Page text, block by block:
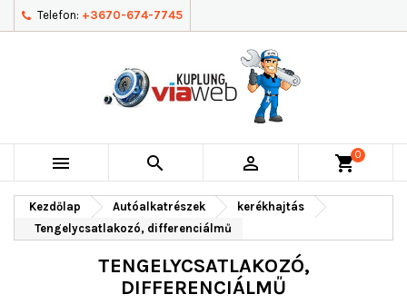
Telefon: +3670-674-7745
   shopping_cart0
Kezdőlap Autóalkatrészek
kerékhajtás
Tengelycsatlakozó, differenciálmű
TENGELYCSATLAKOZÓ,
DIFFERENCIÁLMŰ